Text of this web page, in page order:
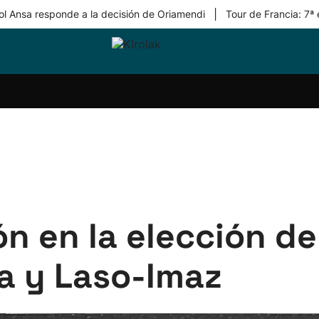
Ansa responde a la decisión de Oriamendi Tour de Francia: 7ª
Equipos
en la elección
y Laso-Imaz